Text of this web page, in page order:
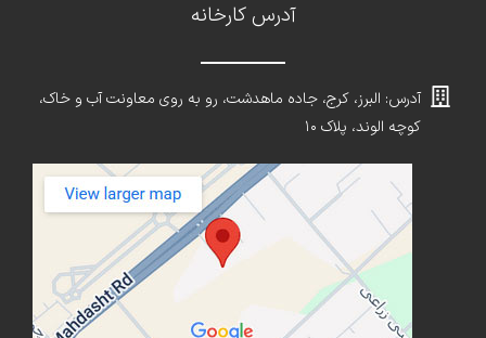
آدرس کارخانه
آدرس: البرز، کرج، جاده ماهدشت، رو به روی معاونت آب و خاک،
کوچه الوند، پلاک ۱۰